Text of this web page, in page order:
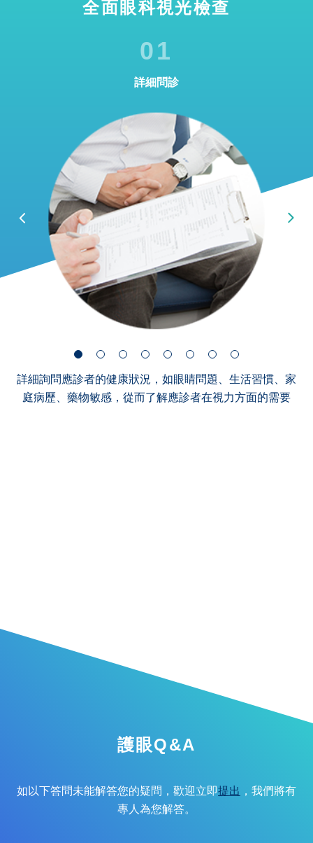
全面眼科視光檢查
01
詳細問診
詳細詢問應診者的健康狀況，如眼睛問題、生活習慣、家
庭病歷、藥物敏感，從而了解應診者在視力方面的需要
護眼Q&A
如以下答問未能解答您的疑問，歡迎立即提出 ，我們將有
專人為您解答。